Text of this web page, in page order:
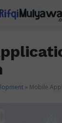
» Mobile